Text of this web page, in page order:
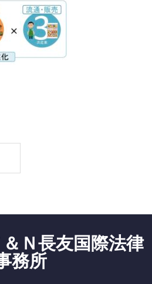
Ｎ長友国際法律
務所